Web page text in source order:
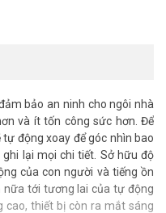
bảo an ninh cho ngôi nhà
và ít tốn công sức hơn. Để
động xoay để góc nhìn bao
lại mọi chi tiết. Sở hữu độ
của con người và tiếng ồn
nữa tới tương lai của tự động
cao, thiết bị còn ra mắt sáng